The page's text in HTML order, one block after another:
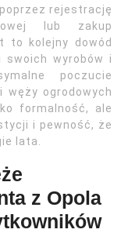
rejestrację
lub zakup
to kolejny dowód
wyrobów i
poczucie
węży ogrodowych
formalność, ale
i pewność, że
lata.
z Opola